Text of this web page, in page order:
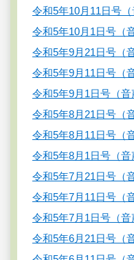
令和5年10月11日号（
令和5年10月1日号（
令和5年9月21日号（
令和5年9月11日号（
令和5年9月1日号（音
令和5年8月21日号（
令和5年8月11日号（
令和5年8月1日号（音
令和5年7月21日号（
令和5年7月11日号（
令和5年7月1日号（音
令和5年6月21日号（